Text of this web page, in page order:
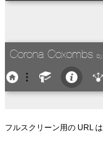
フルスクリーン用の URL は